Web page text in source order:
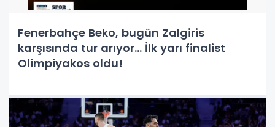
Fenerbahçe Beko, bugün Zalgiris
karşısında tur arıyor… İlk yarı finalist
Olimpiyakos oldu!